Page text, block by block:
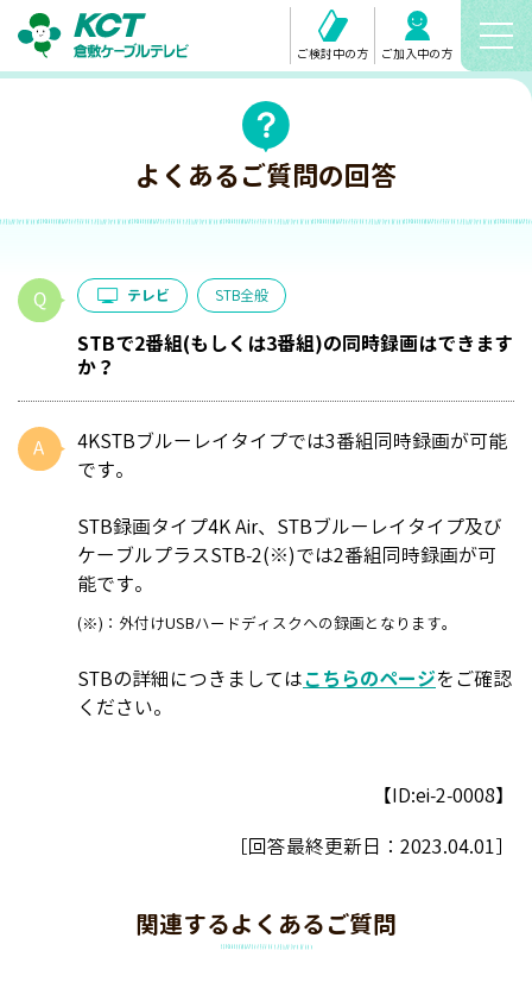
ご検討中の方 ご加入中の方
よくあるご質問の回答
テレビ STB全般
STBで2番組(もしくは3番組)の同時録画はできます
か？
4KSTBブルーレイタイプでは3番組同時録画が可能
です。
STB録画タイプ4K Air、STBブルーレイタイプ及び
ケーブルプラスSTB-2(※)では2番組同時録画が可
能です。
(※)：外付けUSBハードディスクへの録画となります。
STBの詳細につきましてはこちらのページをご確認
ください。
【ID:ei-2-0008】
［回答最終更新日： 2023.04.01］
関連するよくあるご質問